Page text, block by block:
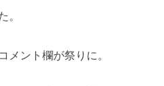
。
メント欄が祭りに。